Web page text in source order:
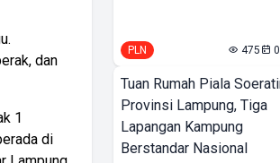
dan
1
di
PLN 475
Tuan Rumah Piala
Provinsi Lampung, Tiga
Lapangan Kampung
Berstandar Nasional